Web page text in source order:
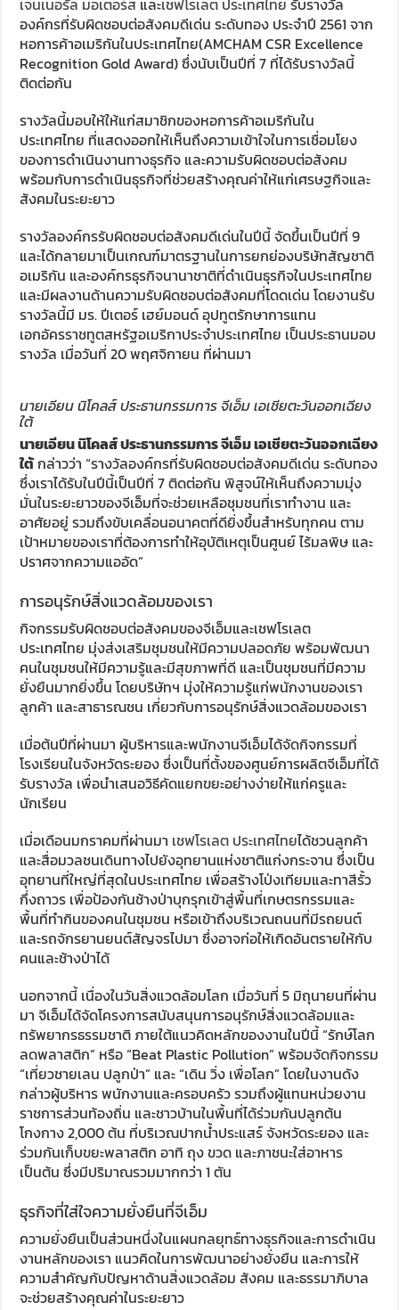
เจนเนอรัล มอเตอร์ส และเชฟโรเลต ประเทศไทย รับรางวัล
องค์กรที่รับผิดชอบต่อสังคมดีเด่น ระดับทอง ประจำปี 2561 จาก
หอการค้าอเมริกันในประเทศไทย(AMCHAM CSR Excellence
Recognition Gold Award) ซึ่งนับเป็นปีที่ 7 ที่ได้รับรางวัลนี้
ติดต่อกัน
รางวัลนี้มอบให้ให้แก่สมาชิกของหอการค้าอเมริกันใน
ประเทศไทย ที่แสดงออกให้เห็นถึงความเข้าใจในการเชื่อมโยง
ของการดำเนินงานทางธุรกิจ และความรับผิดชอบต่อสังคม
พร้อมกับการดำเนินธุรกิจที่ช่วยสร้างคุณค่าให้แก่เศรษฐกิจและ
สังคมในระยะยาว
รางวัลองค์กรรับผิดชอบต่อสังคมดีเด่นในปีนี้ จัดขึ้นเป็นปีที่ 9
และได้กลายมาเป็นเกณฑ์มาตรฐานในการยกย่องบริษัทสัญชาติ
อเมริกัน และองค์กรธุรกิจนานาชาติที่ดำเนินธุรกิจในประเทศไทย
และมีผลงานด้านความรับผิดชอบต่อสังคมที่โดดเด่น โดยงานรับ
รางวัลนี้มี มร. ปีเตอร์ เฮย์มอนด์ อุปทูตรักษาการแทน
เอกอัครราชทูตสหรัฐอเมริกาประจำประเทศไทย เป็นประธานมอบ
รางวัล เมื่อวันที่ 20 พฤศจิกายน ที่ผ่านมา
นายเอียน นิโคลส์ ประธานกรรมการ จีเอ็ม เอเชียตะวันออกเฉียง
ใต้
นายเอียน นิโคลส์ ประธานกรรมการ จีเอ็ม เอเชียตะวันออกเฉียง
ใต้กล่าวว่า “รางวัลองค์กรที่รับผิดชอบต่อสังคมดีเด่น ระดับทอง
ซึ่งเราได้รับในปีนี้เป็นปีที่ 7 ติดต่อกัน พิสูจน์ให้เห็นถึงความมุ่ง
มั่นในระยะยาวของจีเอ็มที่จะช่วยเหลือชุมชนที่เราทำงาน และ
อาศัยอยู่ รวมถึงขับเคลื่อนอนาคตที่ดียิ่งขึ้นสำหรับทุกคน ตาม
เป้าหมายของเราที่ต้องการทำให้อุบัติเหตุเป็นศูนย์ ไร้มลพิษ และ
ปราศจากความแออัด”
การอนุรักษ์สิ่งแวดล้อมของเรา
กิจกรรมรับผิดชอบต่อสังคมของจีเอ็มและเชฟโรเลต
ประเทศไทย มุ่งส่งเสริมชุมชนให้มีความปลอดภัย พร้อมพัฒนา
คนในชุมชนให้มีความรู้และมีสุขภาพที่ดี และเป็นชุมชนที่มีความ
ยั่งยืนมากยิ่งขึ้น โดยบริษัทฯ มุ่งให้ความรู้แก่พนักงานของเรา
ลูกค้า และสาธารณชน เกี่ยวกับการอนุรักษ์สิ่งแวดล้อมของเรา
เมื่อต้นปีที่ผ่านมา ผู้บริหารและพนักงานจีเอ็มได้จัดกิจกรรมที่
โรงเรียนในจังหวัดระยอง ซึ่งเป็นที่ตั้งของศูนย์การผลิตจีเอ็มที่ได้
รับรางวัล เพื่อนำเสนอวิธีคัดแยกขยะอย่างง่ายให้แก่ครูและ
นักเรียน
เมื่อเดือนมกราคมที่ผ่านมา เชฟโรเลต ประเทศไทยได้ชวนลูกค้า
และสื่อมวลชนเดินทางไปยังอุทยานแห่งชาติแก่งกระจาน ซึ่งเป็น
อุทยานที่ใหญ่ที่สุดในประเทศไทย เพื่อสร้างโป่งเทียมและทาสีรั้ว
กึ่งถาวร เพื่อป้องกันช้างป่าบุกรุกเข้าสู่พื้นที่เกษตรกรรมและ
พื้นที่ทำกินของคนในชุมชน หรือเข้าถึงบริเวณถนนที่มีรถยนต์
และรถจักรยานยนต์สัญจรไปมา ซึ่งอาจก่อให้เกิดอันตรายให้กับ
คนและช้างป่าได้
นอกจากนี้ เนื่องในวันสิ่งแวดล้อมโลก เมื่อวันที่ 5 มิถุนายนที่ผ่าน
มา จีเอ็มได้จัดโครงการสนับสนุนการอนุรักษ์สิ่งแวดล้อมและ
ทรัพยากรธรรมชาติ ภายใต้แนวคิดหลักของงานในปีนี้ “รักษ์โลก
ลดพลาสติก” หรือ “Beat Plastic Pollution” พร้อมจัดกิจกรรม
“เที่ยวชายเลน ปลูกป่า” และ “เดิน วิ่ง เพื่อโลก” โดยในงานดัง
กล่าวผู้บริหาร พนักงานและครอบครัว รวมถึงผู้แทนหน่วยงาน
ราชการส่วนท้องถิ่น และชาวบ้านในพื้นที่ได้ร่วมกันปลูกต้น
โกงกาง 2,000 ต้น ที่บริเวณปากน้ำประแสร์ จังหวัดระยอง และ
ร่วมกันเก็บขยะพลาสติก อาทิ ถุง ขวด และภาชนะใส่อาหาร
เป็นต้น ซึ่งมีปริมาณรวมมากกว่า 1 ตัน
ธุรกิจที่ใส่ใจความยั่งยืนที่จีเอ็ม
ความยั่งยืนเป็นส่วนหนึ่งในแผนกลยุทธ์ทางธุรกิจและการดำเนิน
งานหลักของเรา แนวคิดในการพัฒนาอย่างยั่งยืน และการให้
ความสำคัญกับปัญหาด้านสิ่งแวดล้อม สังคม และธรรมาภิบาล
จะช่วยสร้างคุณค่าในระยะยาว